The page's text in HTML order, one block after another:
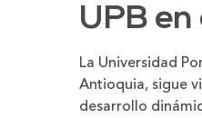
UPB
La Universidad
Antioquia, sigue
desarrollo